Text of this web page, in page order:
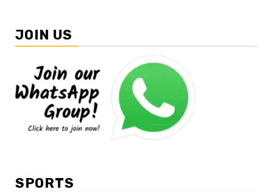
JOIN US
SPORTS